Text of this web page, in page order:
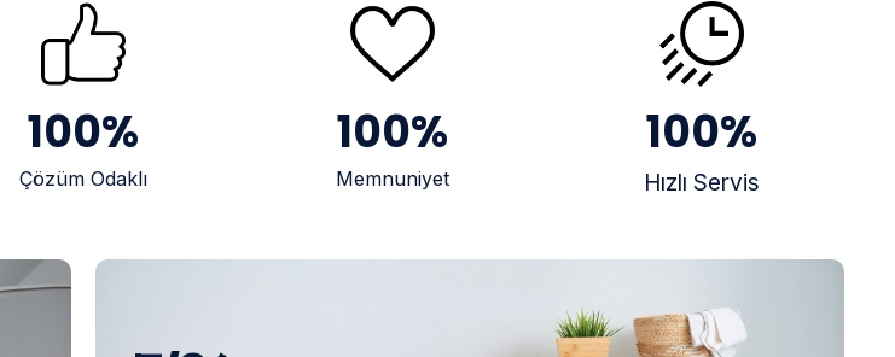
100%
Çözüm Odaklı
100%
Memnuniyet
100%
Hızlı Servis